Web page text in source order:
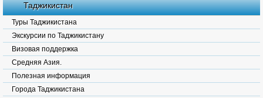
Таджикистан
Туры Таджикистана
Экскурсии по Таджикистану
Визовая поддержка
Средняя Азия.
Полезная информация
Города Таджикистана